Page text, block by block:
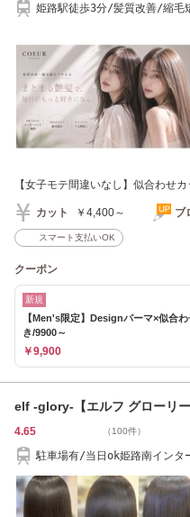
姫路駅徒歩3分/髪質改善/縮毛
【女子モテ間違いなし】似合わせ
カット ￥4,400～ ブ
スマート支払いOK
クーポン
新規
【Men's限定】Designパーマ×似合
き/9900～
￥9,900
elf -glory-【エルフ グローリー
4.65 （100件）
駐車場有/当日ok姫路南イン